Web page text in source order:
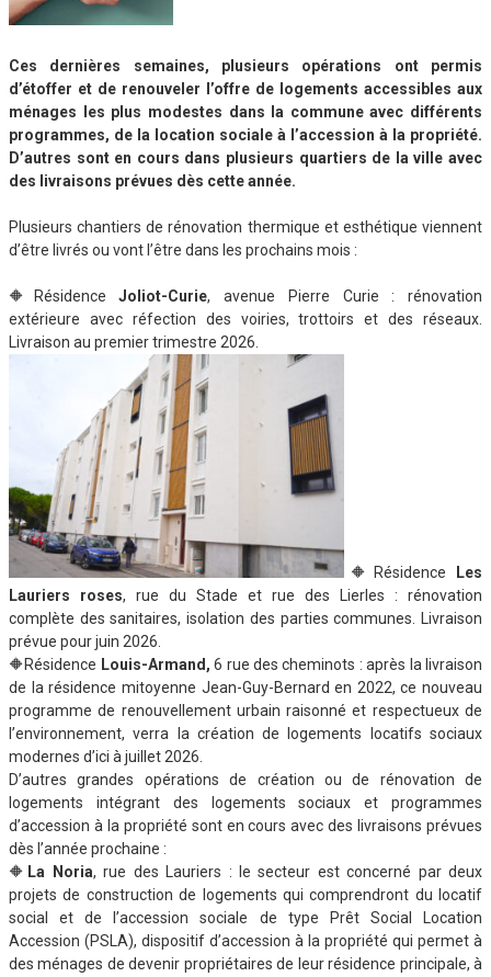
Ces dernières semaines, plusieurs opérations ont permis
d’étoffer et de renouveler l’offre de logements accessibles aux
ménages les plus modestes dans la commune avec différents
programmes, de la location sociale à l’accession à la propriété.
D’autres sont en cours dans plusieurs quartiers de la ville avec
des livraisons prévues dès cette année.
Plusieurs chantiers de rénovation thermique et esthétique viennent
d’être livrés ou vont l’être dans les prochains mois :
🔶RésidenceJoliot-Curie, avenue Pierre Curie : rénovation
extérieure avec réfection des voiries, trottoirs et des réseaux.
Livraison au premier trimestre 2026.
🔶Résidence
Les
Lauriers roses, rue du Stade et rue des Lierles : rénovation
complète des sanitaires, isolation des parties communes. Livraison
prévue pour juin 2026.
🔶Résidence Louis-Armand, 6 rue des cheminots : après la livraison
de la résidence mitoyenne Jean-Guy-Bernard en 2022, ce nouveau
programme de renouvellement urbain raisonné et respectueux de
l’environnement, verra la création de logements locatifs sociaux
modernes d’ici à juillet 2026.
D’autres grandes opérations de création ou de rénovation de
logements intégrant des logements sociaux et programmes
d’accession à la propriété sont en cours avec des livraisons prévues
dès l’année prochaine :
🔶 La Noria, rue des Lauriers : le secteur est concerné par deux
projets de construction de logements qui comprendront du locatif
social et de l’accession sociale de type Prêt Social Location
Accession (PSLA), dispositif d’accession à la propriété qui permet à
des ménages de devenir propriétaires de leur résidence principale, à